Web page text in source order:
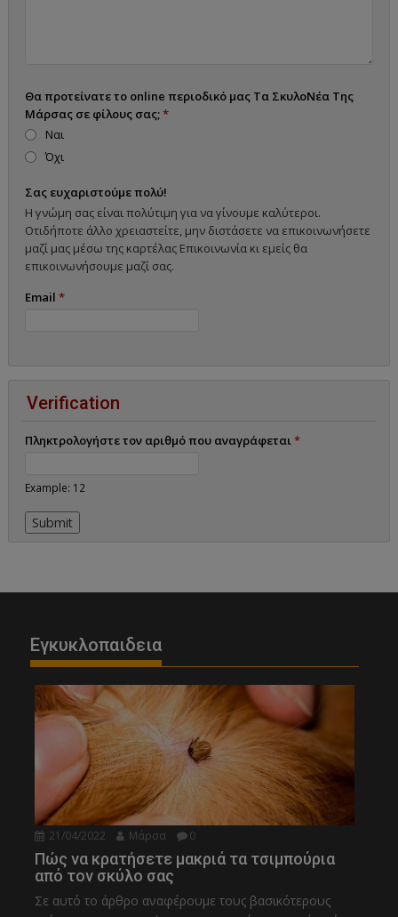
Θα προτείνατε το online περιοδικό μας Τα ΣκυλοΝέα Της
Μάρσας σε φίλους σας;*
Ναι
Όχι
Σας ευχαριστούμε πολύ!
Η γνώμη σας είναι πολύτιμη για να γίνουμε καλύτεροι.
Οτιδήποτε άλλο χρειαστείτε, μην διστάσετε να επικοινωνήσετε
μαζί μας μέσω της καρτέλας Επικοινωνία κι εμείς θα
επικοινωνήσουμε μαζί σας.
Email*
Verification
Πληκτρολογήστε τον αριθμό που αναγράφεται*
Example: 12
Εγκυκλοπαιδεια
21/04/2022 Μάρσα 0
Πώς να κρατήσετε μακριά τα τσιμπούρια
από τον σκύλο σας
Σε αυτό το άρθρο αναφέρουμε τους βασικότερους